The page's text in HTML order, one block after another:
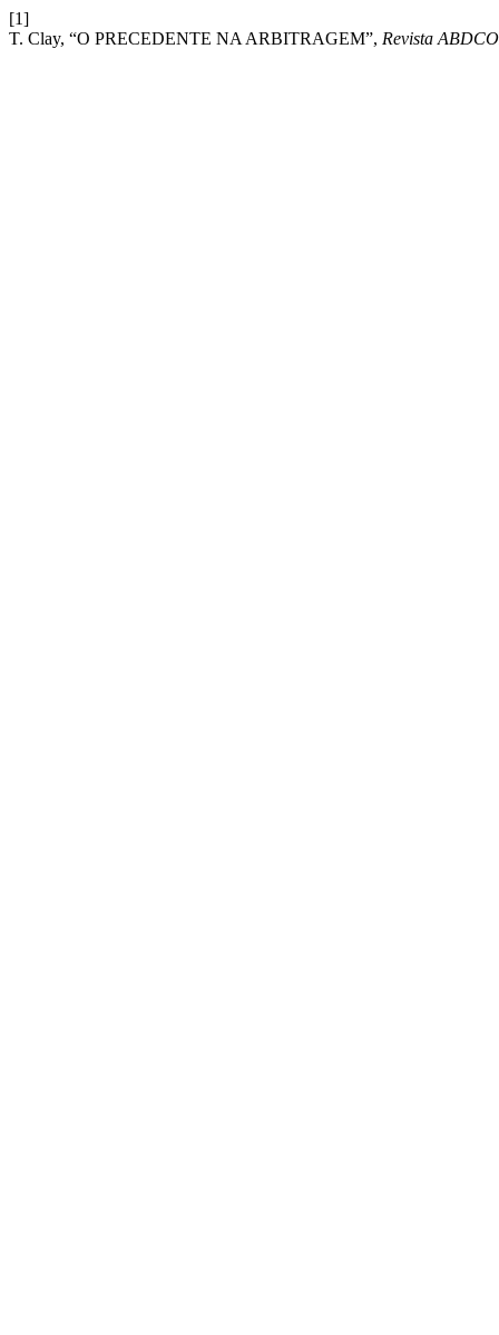
[1]
T. Clay, “O PRECEDENTE NA ARBITRAGEM”, Revista